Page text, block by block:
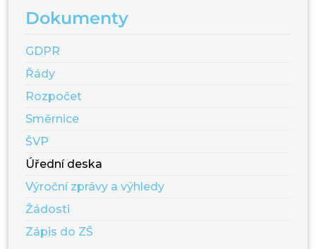
Dokumenty
GDPR
Řády
Rozpočet
Směrnice
ŠVP
Úřední deska
Výroční zprávy a výhledy
Žádosti
Zápis do ZŠ